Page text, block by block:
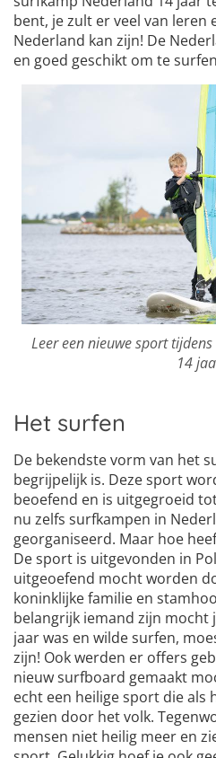
bent, je zult er veel van leren
Nederland kan zijn! De
en goed geschikt om te
Leer een nieuwe sport
14
Het surfen
De bekendste vorm van het
begrijpelijk is. Deze sport
beoefend en is uitgegroeid
nu zelfs surfkampen in
georganiseerd. Maar hoe
De sport is uitgevonden in
uitgeoefend mocht worden
koninklijke familie en
belangrijk iemand zijn mocht
jaar was en wilde surfen,
zijn! Ook werden er offers
nieuw surfboard gemaakt
echt een heilige sport die als
gezien door het volk.
mensen niet heilig meer en